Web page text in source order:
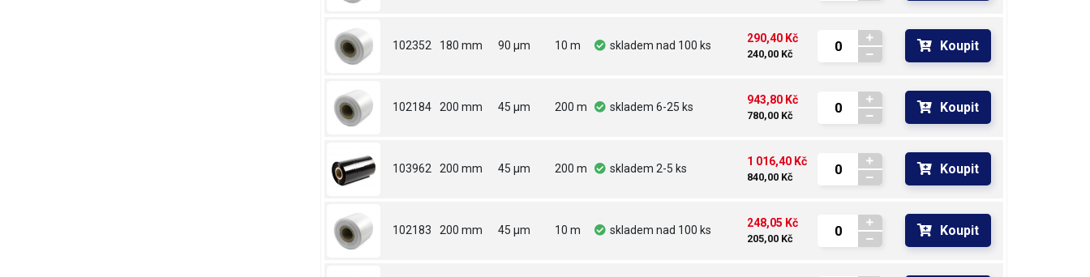
102352 180 mm 90 µm 10 m skladem nad 100 ks
290,40 Kč
240,00 Kč
Koupit
102184 200 mm 45 µm 200 m skladem 6-25 ks
943,80 Kč
780,00 Kč
Koupit
103962 200 mm 45 µm 200 m skladem 2-5 ks
1 016,40 Kč
840,00 Kč
Koupit
102183 200 mm 45 µm 10 m skladem nad 100 ks
248,05 Kč
205,00 Kč
Koupit